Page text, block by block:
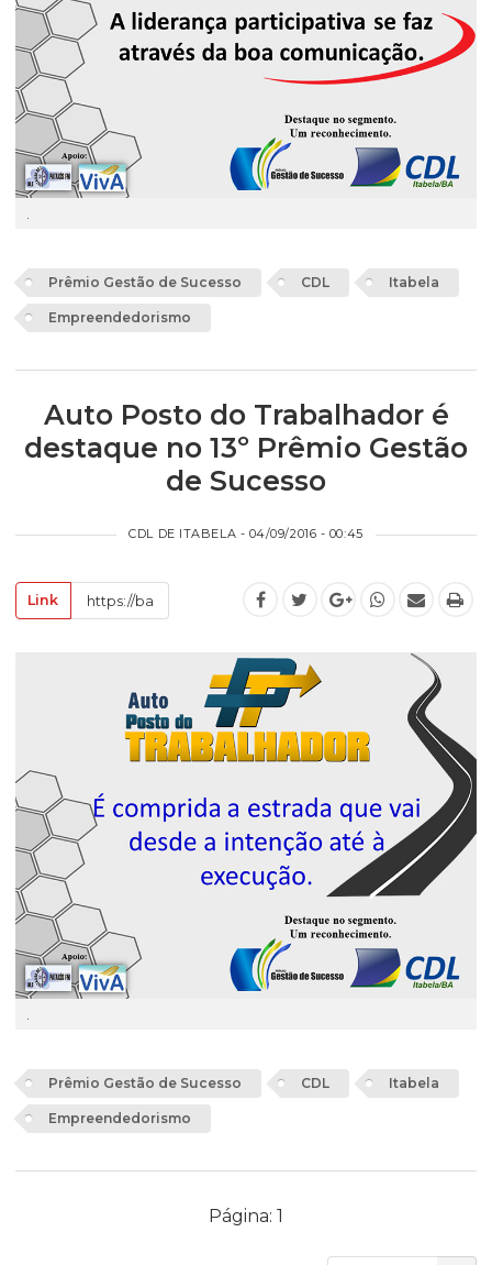
Prêmio Gestão de Sucesso CDL Itabela
Empreendedorismo
Auto Posto do Trabalhador é
destaque no 13º Prêmio Gestão
de Sucesso
CDL DE ITABELA - 04/09/2016 - 00:45
Link
.
Prêmio Gestão de Sucesso CDL Itabela
Empreendedorismo
Página: 1